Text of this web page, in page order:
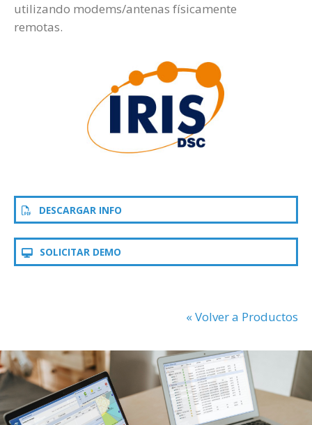
utilizando modems/antenas físicamente
remotas.
DESCARGAR INFO
SOLICITAR DEMO
« Volver a Productos